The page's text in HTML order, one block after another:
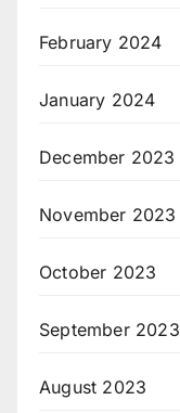
February 2024
January 2024
December 2023
November 2023
October 2023
September 2023
August 2023